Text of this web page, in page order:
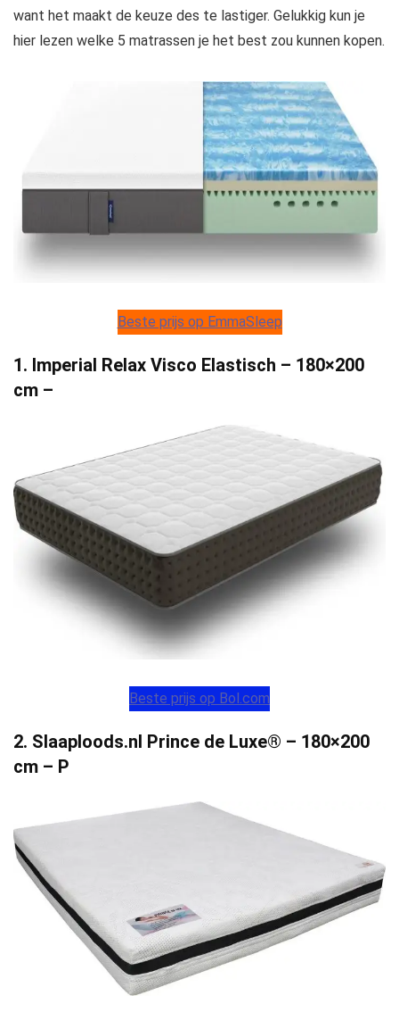
want het maakt de keuze des te lastiger. Gelukkig kun je
hier lezen welke 5 matrassen je het best zou kunnen kopen.
Beste prijs op EmmaSleep
1. Imperial Relax Visco Elastisch – 180×200
cm –
Beste prijs op Bol.com
2. Slaaploods.nl Prince de Luxe® – 180×200
cm – P